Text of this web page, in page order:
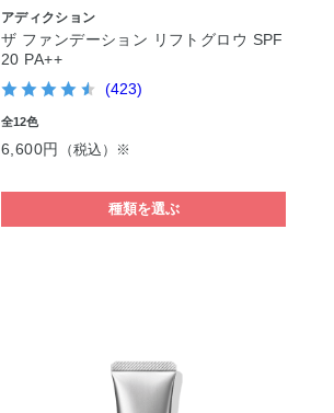
アディクション
ザ ファンデーション リフトグロウ SPF
20 PA++
(423)
全12色
6,600円 （税込）※
種類を選ぶ